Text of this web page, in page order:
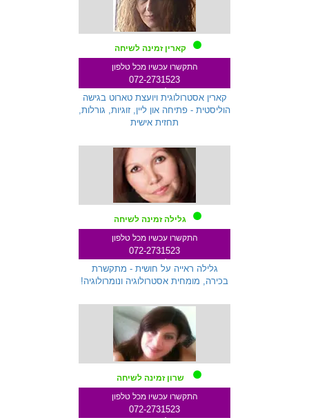
קארין זמינה לשיחה
התקשרו עכשיו מכל טלפון
072-2731523
שלוחה 271
קארין אסטרולוגית ויועצת טארוט בגישה
הוליסטית - פתיחה און ליין, זוגיות, גורלות,
תחזית אישית
גלילה זמינה לשיחה
התקשרו עכשיו מכל טלפון
072-2731523
שלוחה 712
גלילה ראייה על חושית - מתקשרת
בכירה, מומחית אסטרולוגיה ונומרולוגיה!
שרון זמינה לשיחה
התקשרו עכשיו מכל טלפון
072-2731523